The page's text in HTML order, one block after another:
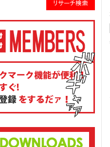
リサーチ検索